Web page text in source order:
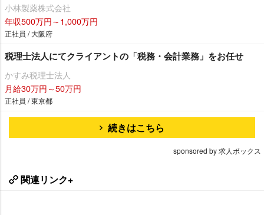
小林製薬株式会社
年収500万円～1,000万円
正社員 / 大阪府
税理士法人にてクライアントの「税務・会計業務」をお任せ
かすみ税理士法人
月給30万円～50万円
正社員 / 東京都
続きはこちら
sponsored by 求人ボックス
関連リンク+